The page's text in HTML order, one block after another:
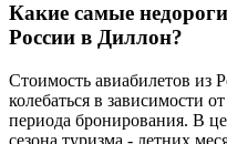
Какие самые
России в Диллон?
Стоимость авиабилетов из
колебаться в зависимости
периода бронирования. В